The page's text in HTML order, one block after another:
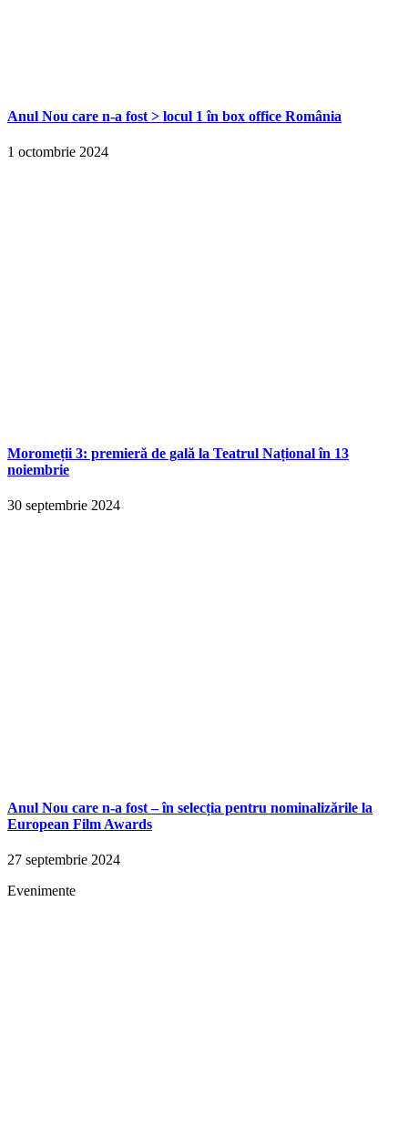
Anul Nou care n-a fost > locul 1 în box office România
1 octombrie 2024
Moromeții 3: premieră de gală la Teatrul Național în 13
noiembrie
30 septembrie 2024
Anul Nou care n-a fost – în selecția pentru nominalizările la
European Film Awards
27 septembrie 2024
Evenimente